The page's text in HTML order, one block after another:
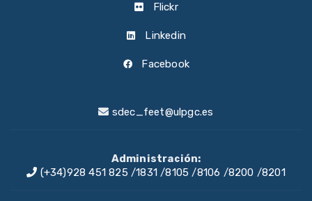
Flickr
Linkedin
Facebook
sdec_feet@ulpgc.es
Administración:
(+34)928 451 825 /1831/8105 /8106 /8200 /8201